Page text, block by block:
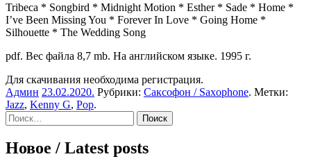
Tribeca * Songbird * Midnight Motion * Esther * Sade * Home *
I’ve Been Missing You * Forever In Love * Going Home *
Silhouette * The Wedding Song
pdf. Вес файла 8,7 mb. На английском языке. 1995 г.
Для скачивания необходима регистрация.
Админ 23.02.2020. Рубрики: Саксофон / Saxophone. Метки:
Jazz, Kenny G, Pop.
Sidebar
Найти:
Новое / Latest posts